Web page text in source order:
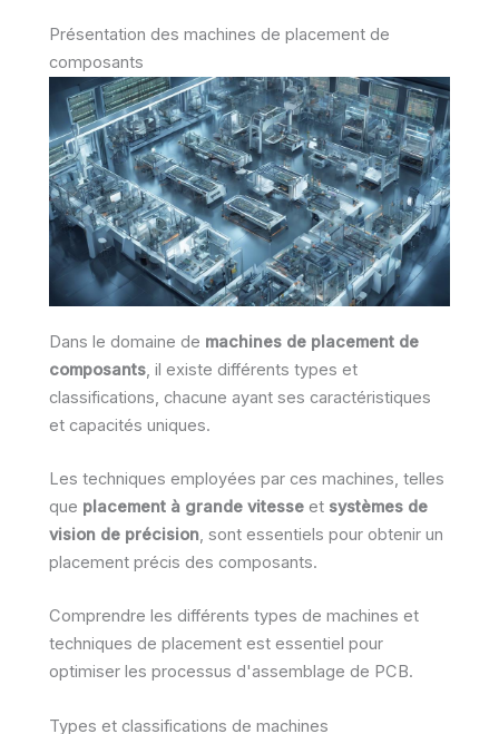
Présentation des machines de placement de
composants
Dans le domaine de machines de placement de
composants , il existe différents types et
classifications, chacune ayant ses caractéristiques
et capacités uniques.
Les techniques employées par ces machines, telles
que placement à grande vitesse et systèmes de
vision de précision, sont essentiels pour obtenir un
placement précis des composants.
Comprendre les différents types de machines et
techniques de placement est essentiel pour
optimiser les processus d'assemblage de PCB.
Types et classifications de machines